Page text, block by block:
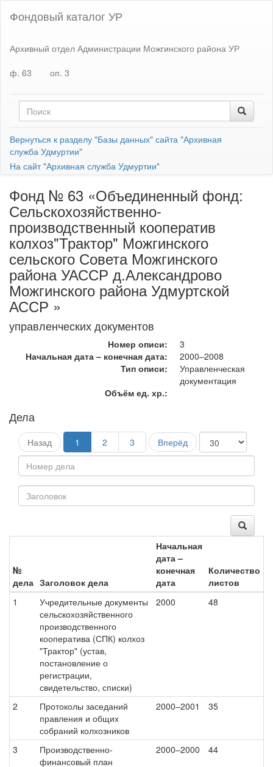
Фондовый каталог УР
Архивный отдел Администрации Можгинского района УР
ф. 63
оп. 3
Вернуться к разделу "Базы данных" сайта "Архивная
служба Удмуртии"
На сайт "Архивная служба Удмуртии"
Фонд № 63 «Объединенный фонд:
Сельскохозяйственно-
производственный кооператив
колхоз"Трактор" Можгинского
сельского Совета Можгинского
района УАССР д.Александрово
Можгинского района Удмуртской
АССР »
управленческих документов
Номер описи:
3
Начальная дата – конечная дата:
2000–2008
Тип описи:
Управленческая
документация
Объём ед. хр.:
Дела
Назад 1 2 3 Вперёд
№
дела Заголовок дела
Начальная
дата –
конечная
дата
Количество
листов
1
Учредительные документы
сельскохозяйственного
производственного
кооператива (СПК) колхоз
"Трактор" (устав,
постановление о
регистрации,
свидетельство, списки)
2000 48
2
Протоколы заседаний
правления и общих
собраний колхозников
2000–2001 35
3
Производственно-
финансовый план
2000–2000 44